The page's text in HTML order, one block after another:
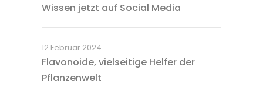
Wissen jetzt auf Social Media
12 Februar 2024
Flavonoide, vielseitige Helfer der
Pflanzenwelt